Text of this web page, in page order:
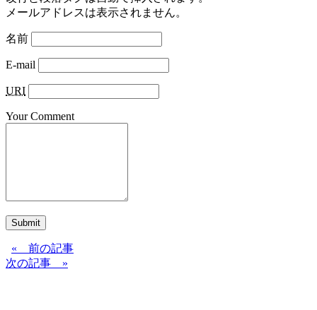
メールアドレスは表示されません。
名前
E-mail
URI
Your Comment
Submit
« 前の記事
次の記事 »